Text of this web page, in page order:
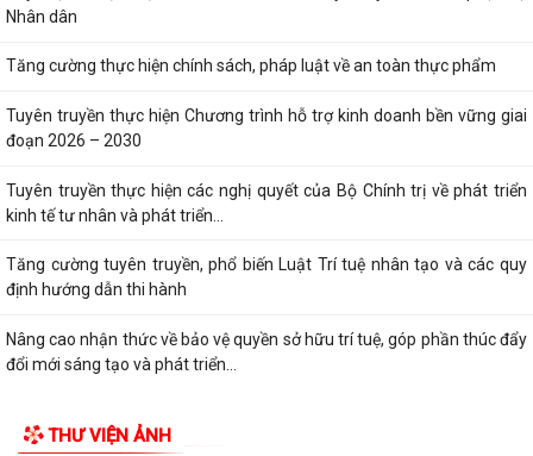
Nhân dân
Tăng cường thực hiện chính sách, pháp luật về an toàn thực phẩm
Tuyên truyền thực hiện Chương trình hỗ trợ kinh doanh bền vững giai
đoạn 2026 – 2030
Tuyên truyền thực hiện các nghị quyết của Bộ Chính trị về phát triển
kinh tế tư nhân và phát triển...
Tăng cường tuyên truyền, phổ biến Luật Trí tuệ nhân tạo và các quy
định hướng dẫn thi hành
Nâng cao nhận thức về bảo vệ quyền sở hữu trí tuệ, góp phần thúc đẩy
đổi mới sáng tạo và phát triển...
liệu đất đai
THƯ VIỆN ẢNH